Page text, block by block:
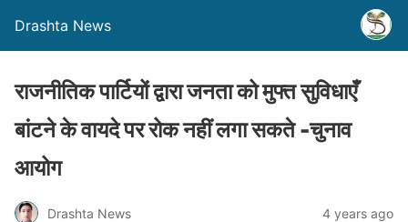
Drashta News
राजनीतिक पार्टियों द्वारा जनता को मुफ्त सुविधाएँ
बांटने के वायदे पर रोक नहीं लगा सकते -चुनाव
आयोग
Drashta News 4 years ago